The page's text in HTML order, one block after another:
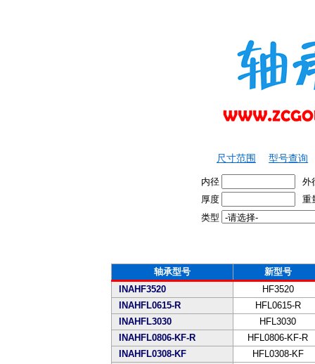
尺寸范围 型号查询
内径
外
厚度
重
类型
轴承型号
新型号
INAHF3520
HF3520
INAHFL0615-R
HFL0615-R
INAHFL3030
HFL3030
INAHFL0806-KF-R
HFL0806-KF-R
INAHFL0308-KF
HFL0308-KF